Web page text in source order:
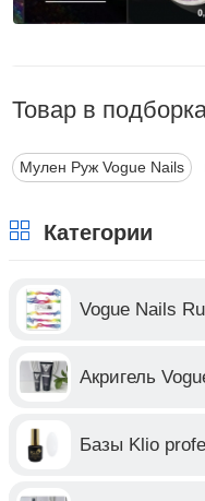
Товар в
Мулен Руж Vogue Nails
Категории
Vogue Nails
Акригель
Базы Klio